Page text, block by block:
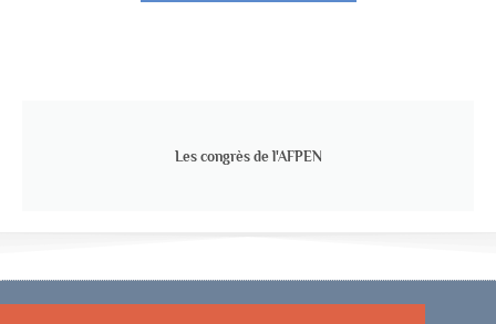
Les congrès de l'AFPEN